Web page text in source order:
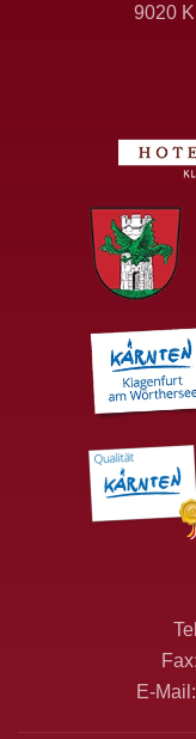
9020
E-Mail: